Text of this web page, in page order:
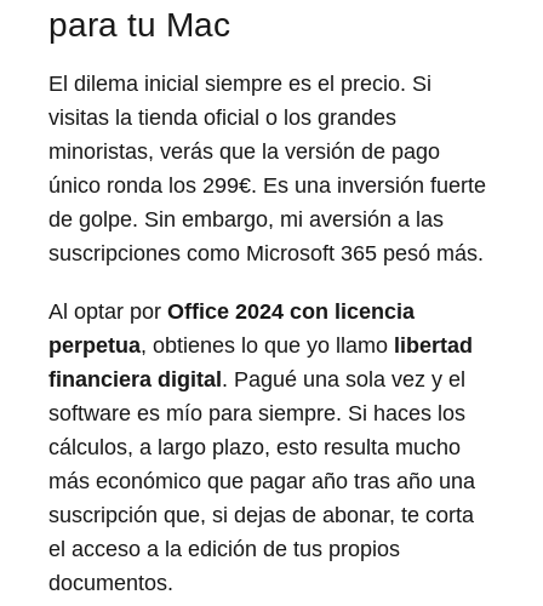
para tu Mac
El dilema inicial siempre es el precio. Si
visitas la tienda oficial o los grandes
minoristas, verás que la versión de pago
único ronda los 299€. Es una inversión fuerte
de golpe. Sin embargo, mi aversión a las
suscripciones como Microsoft 365 pesó más.
Al optar por Office 2024 con licencia
perpetua, obtienes lo que yo llamo libertad
financiera digital. Pagué una sola vez y el
software es mío para siempre. Si haces los
cálculos, a largo plazo, esto resulta mucho
más económico que pagar año tras año una
suscripción que, si dejas de abonar, te corta
el acceso a la edición de tus propios
documentos.